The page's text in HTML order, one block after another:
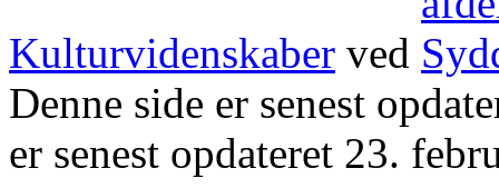
Kulturvidenskaber ved
Denne side er senest
er senest opdateret 23.